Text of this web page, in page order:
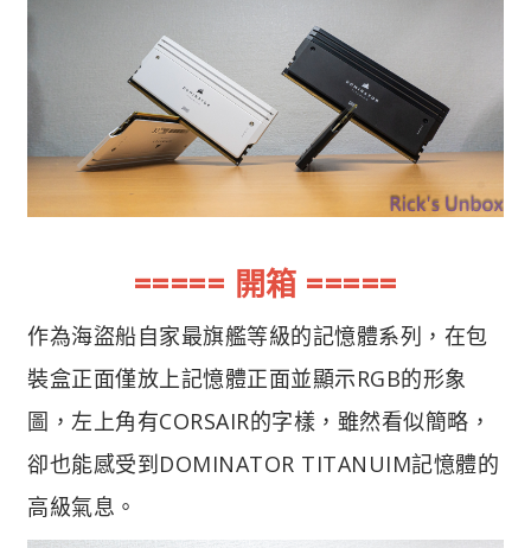
===== 開箱 =====
作為海盜船自家最旗艦等級的記憶體系列，在包
裝盒正面僅放上記憶體正面並顯示RGB的形象
圖，左上角有CORSAIR的字樣，雖然看似簡略，
卻也能感受到DOMINATOR TITANUIM記憶體的
高級氣息。